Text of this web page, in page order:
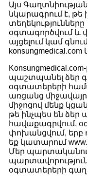
Այս
նկարագրում է, թե
օգտագործվում և
այցելում կամ
konsungmedical.com
պաշտպանել ձեր
օգտատերերի
առցանց
միջոցով մենք
թե ինչպես են ձեր
հավաքագրվում,
փոխանցվում, երբ
եք կատարում
Մեր
օգտատերերի